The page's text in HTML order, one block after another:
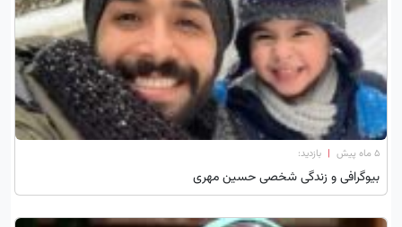
۵ ماه پیش | بازدید:
بیوگرافی و زندگی شخصی حسین مهری